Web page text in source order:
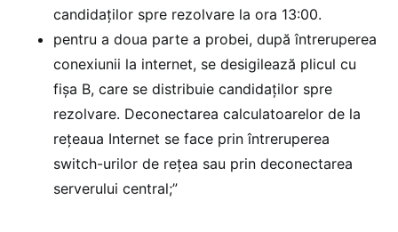
candidaților spre rezolvare la ora 13:00.
pentru a doua parte a probei, după întreruperea
conexiunii la internet, se desigilează plicul cu
fişa B, care se distribuie candidaţilor spre
rezolvare. Deconectarea calculatoarelor de la
rețeaua Internet se face prin întreruperea
switch-urilor de rețea sau prin deconectarea
serverului central;”